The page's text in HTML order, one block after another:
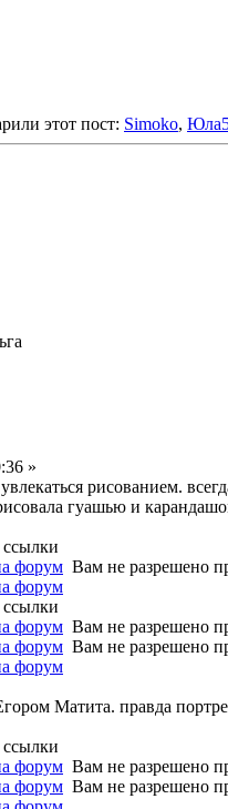
этот пост: Simoko,
»
рисованием.
гуашью и
форум Вам не разрешено
форум
форум Вам не разрешено
форум Вам не разрешено
форум
Матита. правда
форум Вам не разрешено
форум Вам не разрешено